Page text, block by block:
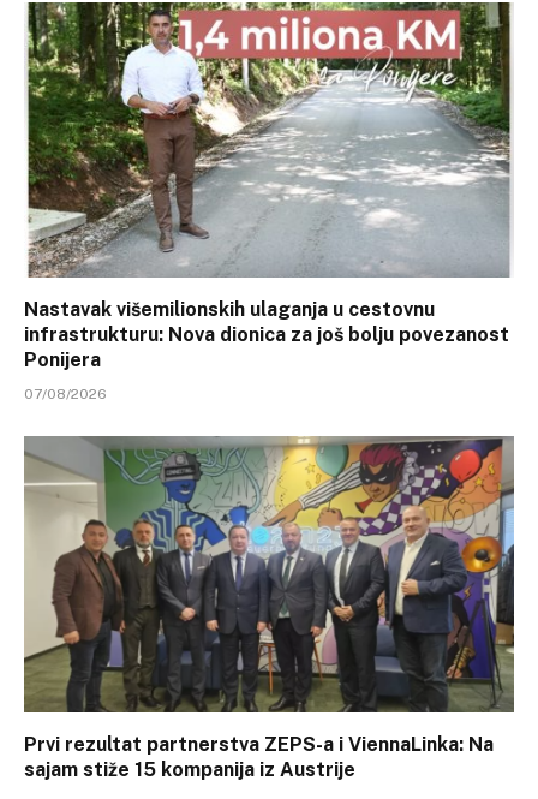
Nastavak višemilionskih ulaganja u cestovnu
infrastrukturu: Nova dionica za još bolju povezanost
Ponijera
07/08/2026
Prvi rezultat partnerstva ZEPS-a i ViennaLinka: Na
sajam stiže 15 kompanija iz Austrije